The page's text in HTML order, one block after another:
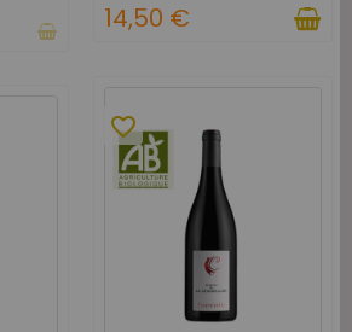
14,50 €
favorite_border